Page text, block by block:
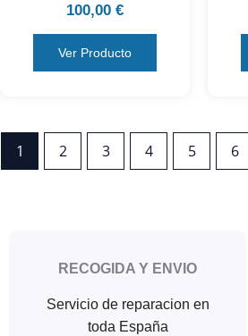
100,00 €
Ver Producto
1 2 3 4 5 6
RECOGIDA Y ENVIO
Servicio de reparacion en
toda España